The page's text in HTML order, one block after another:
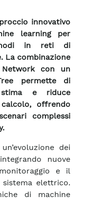
innovativo
learning per
in reti di
La combinazione
con un
permette di
e riduce
offrendo
complessi
dei
nuove
e il
elettrico.
di machine